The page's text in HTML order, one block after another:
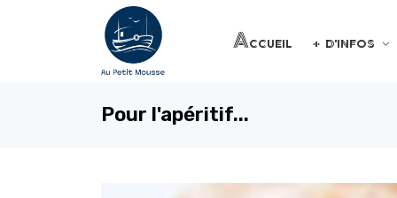
Accueil + d'infos
Pour l'apéritif...